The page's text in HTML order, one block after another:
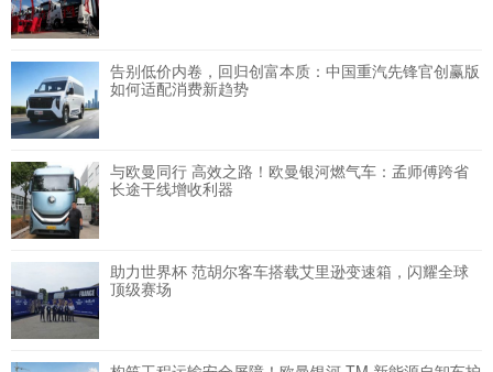
告别低价内卷，回归创富本质：中国重汽先锋官创赢版
如何适配消费新趋势
与欧曼同行 高效之路！欧曼银河燃气车：孟师傅跨省
长途干线增收利器
助力世界杯 范胡尔客车搭载艾里逊变速箱，闪耀全球
顶级赛场